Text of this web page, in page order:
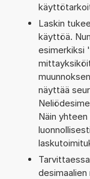
Laskin
käyttöä.
esimerkiksi
näyttää
Näin
desimaalien